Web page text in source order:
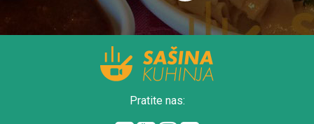
Pratite nas: